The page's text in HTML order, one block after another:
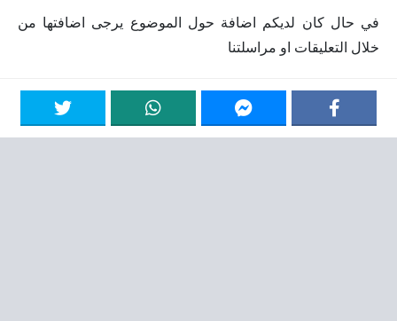
في حال كان لديكم اضافة حول الموضوع يرجى اضافتها من
خلال التعليقات او مراسلتنا